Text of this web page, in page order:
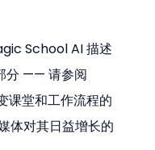
School AI 描述
分 —— 请参阅
课堂和工作流程的
体对其日益增长的